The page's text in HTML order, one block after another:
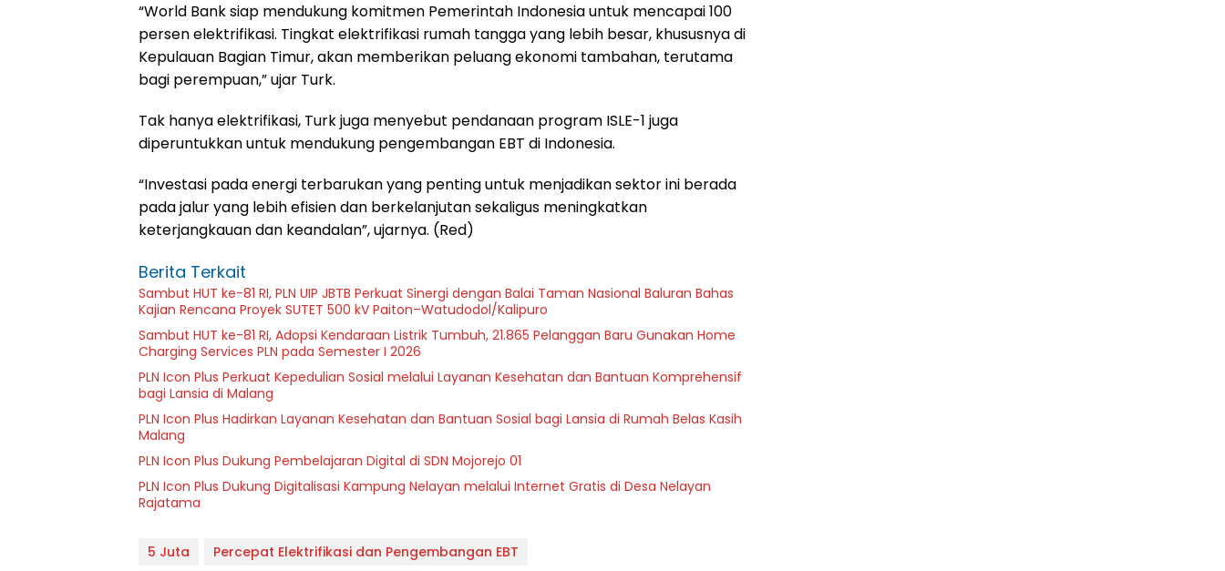
“World Bank siap mendukung komitmen Pemerintah Indonesia untuk mencapai 100
persen elektrifikasi. Tingkat elektrifikasi rumah tangga yang lebih besar, khususnya di
Kepulauan Bagian Timur, akan memberikan peluang ekonomi tambahan, terutama
bagi perempuan,” ujar Turk.
Tak hanya elektrifikasi, Turk juga menyebut pendanaan program ISLE-1 juga
diperuntukkan untuk mendukung pengembangan EBT di Indonesia.
“Investasi pada energi terbarukan yang penting untuk menjadikan sektor ini berada
pada jalur yang lebih efisien dan berkelanjutan sekaligus meningkatkan
keterjangkauan dan keandalan”, ujarnya. (Red)
Berita Terkait
Sambut HUT ke-81 RI, PLN UIP JBTB Perkuat Sinergi dengan Balai Taman Nasional Baluran Bahas
Kajian Rencana Proyek SUTET 500 kV Paiton–Watudodol/Kalipuro
Sambut HUT ke-81 RI, Adopsi Kendaraan Listrik Tumbuh, 21.865 Pelanggan Baru Gunakan Home
Charging Services PLN pada Semester I 2026
PLN Icon Plus Perkuat Kepedulian Sosial melalui Layanan Kesehatan dan Bantuan Komprehensif
bagi Lansia di Malang
PLN Icon Plus Hadirkan Layanan Kesehatan dan Bantuan Sosial bagi Lansia di Rumah Belas Kasih
Malang
PLN Icon Plus Dukung Pembelajaran Digital di SDN Mojorejo 01
PLN Icon Plus Dukung Digitalisasi Kampung Nelayan melalui Internet Gratis di Desa Nelayan
Rajatama
5 Juta
Percepat Elektrifikasi dan Pengembangan EBT